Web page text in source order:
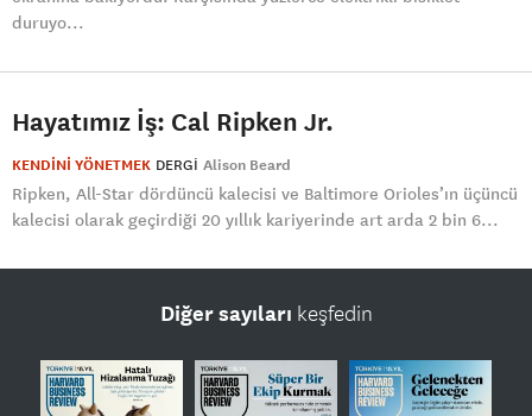
duruyo...
Hayatımız İş: Cal Ripken Jr.
KENDİNİ YÖNETMEK DERGI Alison Beard
Ripken, All-Star dördüncü kalecisi ve Baltimore Orioles’ın üçüncü
kalecisi olarak geçirdiği 20 yıllık kariyerinde art arda 2 bin 6...
Diğer sayıları keşfedin